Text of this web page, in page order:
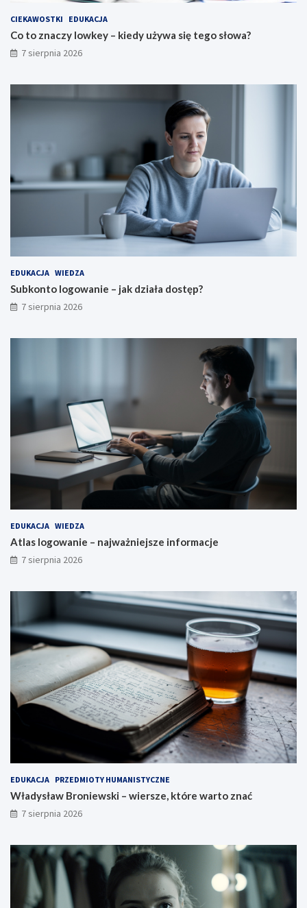
CIEKAWOSTKI EDUKACJA
Co to znaczy lowkey – kiedy używa się tego słowa?
7 sierpnia 2026
EDUKACJA WIEDZA
Subkonto logowanie – jak działa dostęp?
7 sierpnia 2026
EDUKACJA WIEDZA
Atlas logowanie – najważniejsze informacje
7 sierpnia 2026
EDUKACJA PRZEDMIOTY HUMANISTYCZNE
Władysław Broniewski – wiersze, które warto znać
7 sierpnia 2026